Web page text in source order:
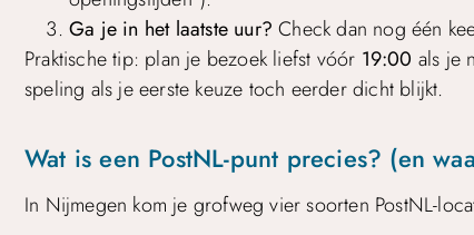
Ga je in het laatste uur? Check dan nog één
Praktische tip: plan je bezoek liefst vóór 19:00 als je
speling als je eerste keuze toch eerder dicht blijkt.
Wat is een PostNL-punt precies? (en
In Nijmegen kom je grofweg vier soorten PostNL-